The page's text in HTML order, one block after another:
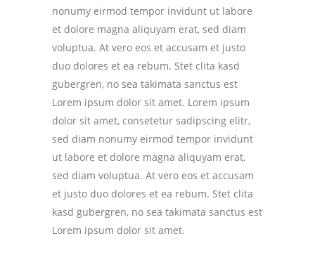
nonumy eirmod tempor invidunt ut labore
et dolore magna aliquyam erat, sed diam
voluptua. At vero eos et accusam et justo
duo dolores et ea rebum. Stet clita kasd
gubergren, no sea takimata sanctus est
Lorem ipsum dolor sit amet. Lorem ipsum
dolor sit amet, consetetur sadipscing elitr,
sed diam nonumy eirmod tempor invidunt
ut labore et dolore magna aliquyam erat,
sed diam voluptua. At vero eos et accusam
et justo duo dolores et ea rebum. Stet clita
kasd gubergren, no sea takimata sanctus est
Lorem ipsum dolor sit amet.